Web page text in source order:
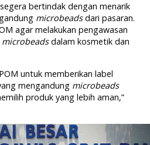
bertindak dengan menarik
microbeadsdari pasaran.
agar melakukan pengawasan
microbeadsdalam kosmetik dan
untuk memberikan label
mengandung microbeads
produk yang lebih aman,”